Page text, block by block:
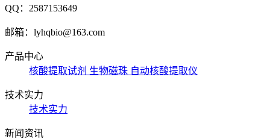
QQ：2587153649
邮箱：lyhqbio@163.com
产品中心
核酸提取试剂 生物磁珠 自动核酸提取仪
技术实力
技术实力
新闻资讯